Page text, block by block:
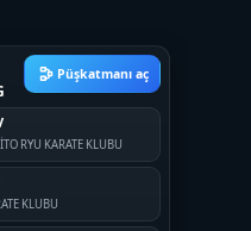
Püşkatmanı aç
RYU KARATE KLUBU
KLUBU